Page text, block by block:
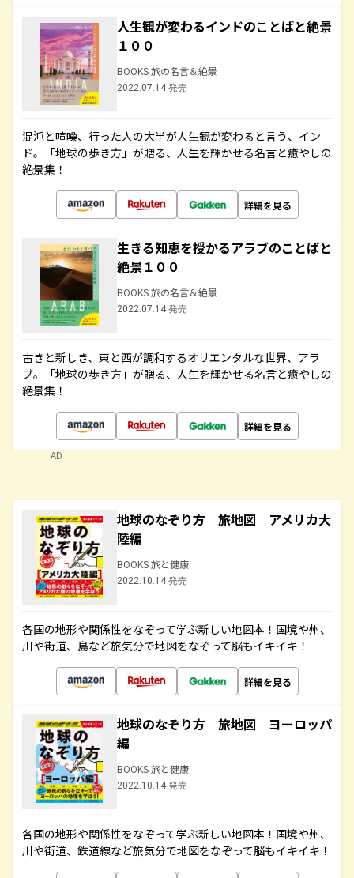
人生観が変わるインドのことばと絶景
１００
BOOKS 旅の名言＆絶景
2022.07.14 発売
混沌と喧噪、行った人の大半が人生観が変わると言う、イン
ド。「地球の歩き方」が贈る、人生を輝かせる名言と癒やしの
絶景集！
詳細を見る
生きる知恵を授かるアラブのことばと
絶景１００
BOOKS 旅の名言＆絶景
2022.07.14 発売
古きと新しき、東と西が調和するオリエンタルな世界、アラ
ブ。「地球の歩き方」が贈る、人生を輝かせる名言と癒やしの
絶景集！
詳細を見る
AD
地球のなぞり方 旅地図 アメリカ大
陸編
BOOKS 旅と健康
2022.10.14 発売
各国の地形や関係性をなぞって学ぶ新しい地図本！国境や州、
川や街道、島など旅気分で地図をなぞって脳もイキイキ！
詳細を見る
地球のなぞり方 旅地図 ヨーロッパ
編
BOOKS 旅と健康
2022.10.14 発売
各国の地形や関係性をなぞって学ぶ新しい地図本！国境や州、
川や街道、鉄道線など旅気分で地図をなぞって脳もイキイキ！